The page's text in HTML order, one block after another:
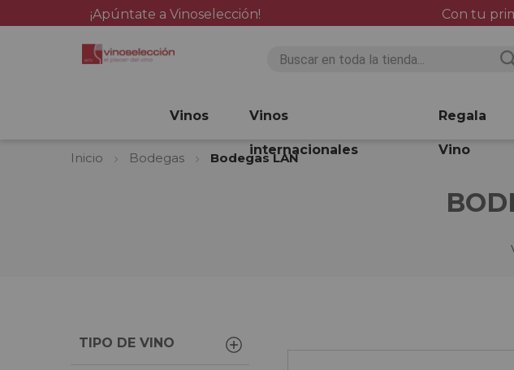
¡Apúntate a Vinoselección! Con tu
Vinos Vinos
internacionales
Regala
Vino
Inicio Bodegas Bodegas LAN
TIPO DE VINO